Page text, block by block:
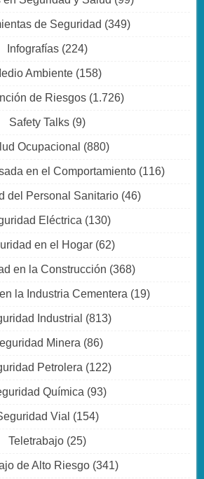
de Seguridad (349)
Infografías(224)
Ambiente (158)
de Riesgos (1.726)
Safety Talks(9)
Ocupacional (880)
en el Comportamiento(116)
del Personal Sanitario (46)
Eléctrica (130)
en el Hogar(62)
en la Construcción (368)
la Industria Cementera (19)
Industrial (813)
Minera (86)
Petrolera (122)
Química (93)
Vial (154)
Teletrabajo(25)
de Alto Riesgo(341)